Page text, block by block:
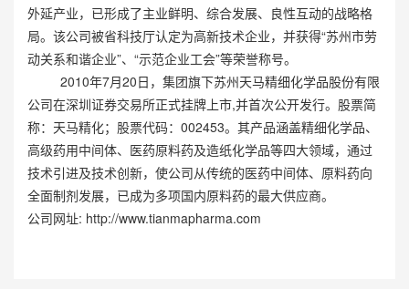
外延产业，已形成了主业鲜明、综合发展、良性互动的战略格
局。该公司被省科技厅认定为高新技术企业，并获得“苏州市劳
动关系和谐企业”、“示范企业工会”等荣誉称号。
2010年7月20日，集团旗下苏州天马精细化学品股份有限
公司在深圳证券交易所正式挂牌上市,并首次公开发行。股票简
称：天马精化；股票代码：002453。其产品涵盖精细化学品、
高级药用中间体、医药原料药及造纸化学品等四大领域，通过
技术引进及技术创新，使公司从传统的医药中间体、原料药向
全面制剂发展，已成为多项国内原料药的最大供应商。
公司网址: http://www.tianmapharma.com